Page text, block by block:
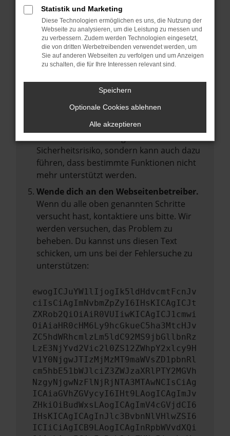
können das Laden bestimmter Seiten
verhindern. Funktioniert die Seite in einem
anderen Browser oder in einem privaten
Fenster?
Starte dein Gerät neu.
vorübergehende Probleme zu beheben.
Betriebssystem auf dem neuesten Stand
Veraltete Software birgt nicht nur ein
Sicherheitsrisiko, sondern kann auch dazu
führen, dass bestimmte Funktionen nicht
mehr unterstützt werden.
Wende dich an den Webseitenbetreiber.
Wenn du alle oben genannten Schritte
versucht hast, kontaktiere uns bitte. Wir
werden versuchen, das Problem zu
beheben. Du kannst uns diesen Text
schicken, um uns bei der Fehlersuche zu
unterstützen:
ewogICJuYW1lIjogIk5ldHdvcmtFcnJv
ciIsCiAgImNvbmZpZyI6IHsKICAgICJt
ZXRob2QiOiAiR0VUIiwKICAgICJ1cmwi
OiAiaHR0cHM6Ly9hcGkueC5ha3MtcHJv
ZC5hdWRhcmlzLm5ldC92MS9jbGllbnRz
LzE3NjYvd2Vic2l0ZS12ZWhpY2xlcy9H
V1Y0NjgwJTIzMjMzMT9maWVsZD1pbnRl
cm5hbE51bWJlciZ3ZWJzaXRlPTY2MGVh
NzgyNjgwNzFlNjRjNTA3MTAwNCIsCiAg
ICAiaGVhZGVycyI6IHt9LAogICAgImJv
ZHkiOiBudWxsLAogICAgImV4cGVjdCI6
IHsKICAgICAgInJlc3BvbnNlVHlwZSI6
ICIiCiAgICB9LAogICAgInRpbWVvdXQi
Statistik und Marketing
Diese Technologien ermöglichen es uns, die Nutzung der
Webseite zu analysieren, um die Leistung zu messen und
zu verbessern. Zudem werden Technologien eingesetzt,
die von dritten Werbetreibenden verwendet werden, um
Sie auf anderen Webseiten zu verfolgen und um Anzeigen
zu schalten, die für Ihre Interessen relevant sind.
Speichern
Optionale Cookies ablehnen
Alle akzeptieren